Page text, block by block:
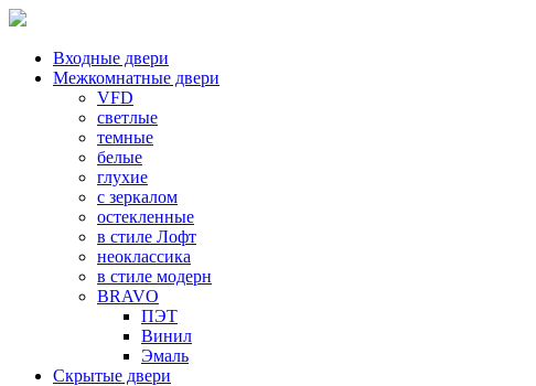
Входные двери
Межкомнатные двери
VFD
светлые
темные
белые
глухие
с зеркалом
остекленные
в стиле Лофт
неоклассика
в стиле модерн
BRAVO
ПЭТ
Винил
Эмаль
Скрытые двери